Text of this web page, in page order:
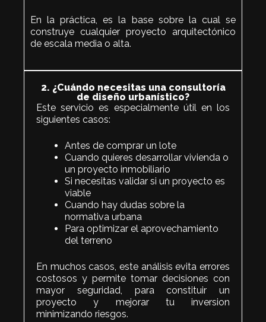
En la práctica, es la base sobre la cual se
construye cualquier proyecto arquitectónico
de escala media o alta.
2. ¿Cuándo necesitas una consultoría
de diseño urbanístico?
Este servicio es especialmente útil en los
siguientes casos:
Antes de comprar un lote
Cuando quieres desarrollar vivienda o
un proyecto inmobiliario
Si necesitas validar si un proyecto es
viable
Cuando hay dudas sobre la
normativa urbana
Para optimizar el aprovechamiento
del terreno
En muchos casos, este análisis evita errores
costosos y permite tomar decisiones con
mayor seguridad, para constituir un
proyecto y mejorar tu inversion
minimizando riesgos.